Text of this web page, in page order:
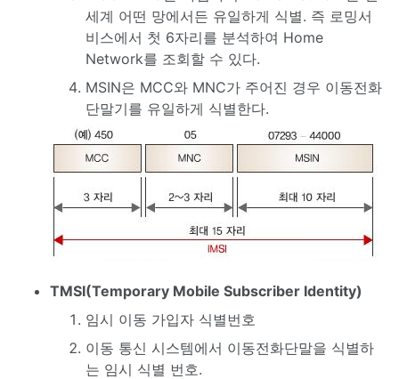
세계 어떤 망에서든 유일하게 식별. 즉 로밍서
비스에서 첫 6자리를 분석하여 Home
Network를 조회할 수 있다.
MSIN은 MCC와 MNC가 주어진 경우 이동전화
단말기를 유일하게 식별한다.
TMSI(Temporary Mobile Subscriber Identity)
임시 이동 가입자 식별번호
이동 통신 시스템에서 이동전화단말을 식별하
는 임시 식별 번호.